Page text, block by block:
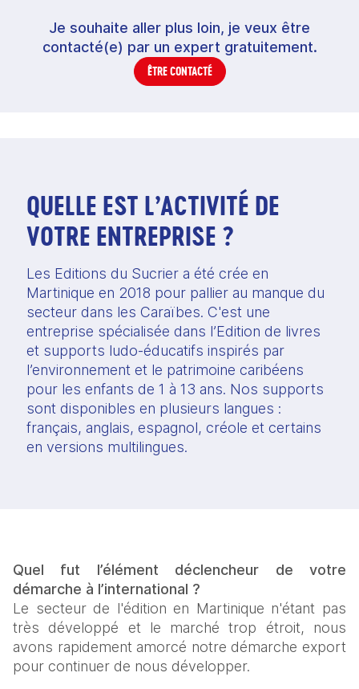
Je souhaite aller plus loin, je veux être
contacté(e) par un expert gratuitement.
ÊTRE CONTACTÉ
QUELLE EST L’ACTIVITÉ DE
VOTRE ENTREPRISE ?
Les Editions du Sucrier a été crée en
Martinique en 2018 pour pallier au manque du
secteur dans les Caraïbes. C'est une
entreprise spécialisée dans l’Edition de livres
et supports ludo-éducatifs inspirés par
l’environnement et le patrimoine caribéens
pour les enfants de 1 à 13 ans. Nos supports
sont disponibles en plusieurs langues :
français, anglais, espagnol, créole et certains
en versions multilingues.
Quel fut l’élément déclencheur de votre
démarche à l’international ?
Le secteur de l'édition en Martinique n'étant pas
très développé et le marché trop étroit, nous
avons rapidement amorcé notre démarche export
pour continuer de nous développer.